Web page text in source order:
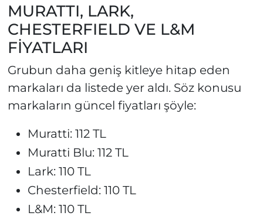
MURATTI, LARK,
CHESTERFIELD VE L&M
FİYATLARI
Grubun daha geniş kitleye hitap eden
markaları da listede yer aldı. Söz konusu
markaların güncel fiyatları şöyle:
Muratti: 112 TL
Muratti Blu: 112 TL
Lark: 110 TL
Chesterfield: 110 TL
L&M: 110 TL